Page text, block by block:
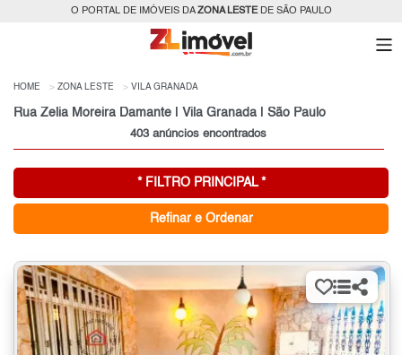
O PORTAL DE IMÓVEIS DAZONA LESTEDE SÃO PAULO
HOME ZONA LESTE VILA GRANADA
Rua Zelia Moreira Damante | Vila Granada | São Paulo
403 anúncios encontrados
* FILTRO PRINCIPAL *
Refinar e Ordenar